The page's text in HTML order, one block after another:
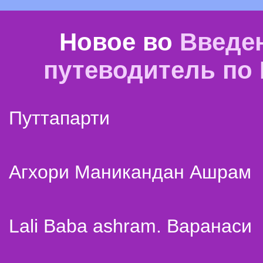
Новое во
путеводитель
Путтапарти
Агхори Маникандан Ашрам
Lali Baba ashram. Варанаси